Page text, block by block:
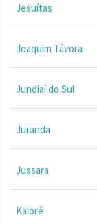
Jesuítas
Joaquim Távora
Jundiaí do Sul
Juranda
Jussara
Kaloré